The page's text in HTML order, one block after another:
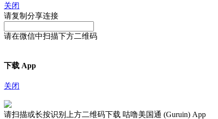
关闭
请复制分享连接
请在微信中扫描下方二维码
下载 App
关闭
请扫描或长按识别上方二维码下载 咕噜美国通 (Guruin) App